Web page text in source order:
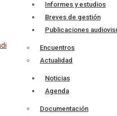
Informes y estudios
Breves de gestión
Publicaciones
Encuentros
Actualidad
Noticias
Agenda
Documentación